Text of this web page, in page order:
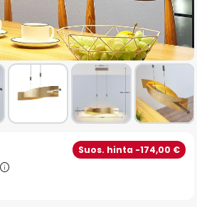
Suos. hinta -174,00 €